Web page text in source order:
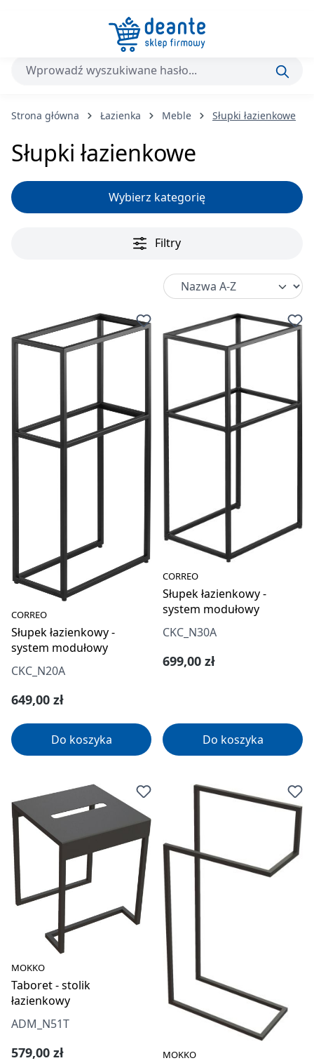
Przejdź do głównej zawartości
Strona główna Łazienka Meble Słupki łazienkowe
Słupki łazienkowe
Wybierz kategorię
Filtry
CORREO
Słupek łazienkowy -
system modułowy
CKC_N20A
Cena regularna:
649,00 zł
Do koszyka
CORREO
Słupek łazienkowy -
system modułowy
CKC_N30A
Cena regularna:
699,00 zł
Do koszyka
MOKKO
Taboret - stolik
łazienkowy
ADM_N51T
Cena regularna:
579,00 zł MOKKO